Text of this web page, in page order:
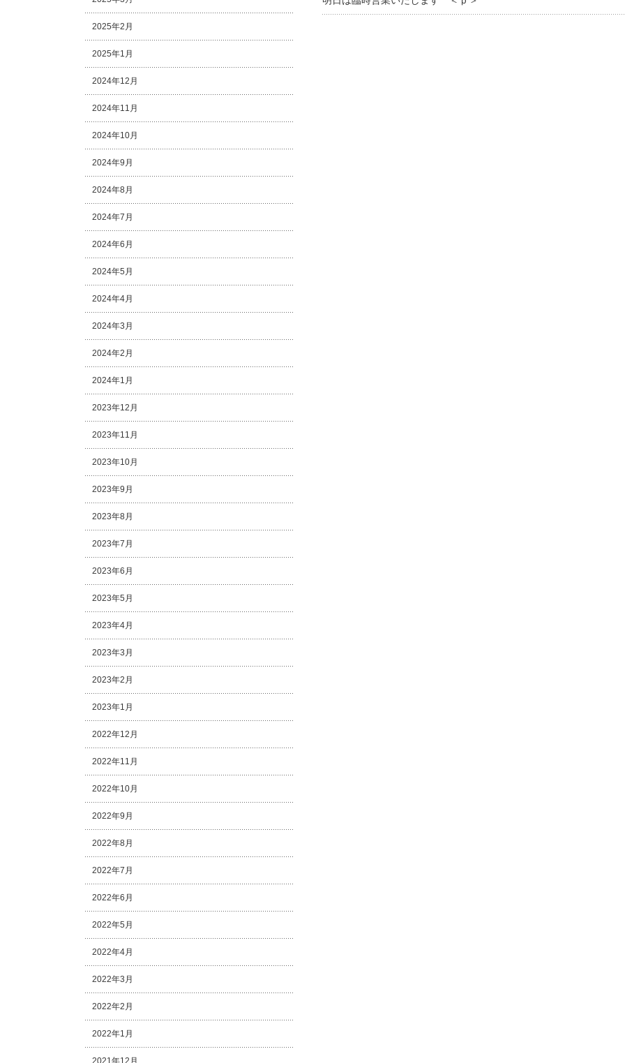
2025年2月
2025年1月
2024年12月
2024年11月
2024年10月
2024年9月
2024年8月
2024年7月
2024年6月
2024年5月
2024年4月
2024年3月
2024年2月
2024年1月
2023年12月
2023年11月
2023年10月
2023年9月
2023年8月
2023年7月
2023年6月
2023年5月
2023年4月
2023年3月
2023年2月
2023年1月
2022年12月
2022年11月
2022年10月
2022年9月
2022年8月
2022年7月
2022年6月
2022年5月
2022年4月
2022年3月
2022年2月
2022年1月
2021年12月